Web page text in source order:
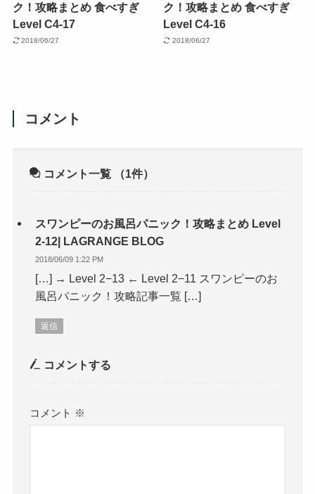
ク！攻略まとめ 食べすぎ
Level C4-17
2018/06/27
ク！攻略まとめ 食べすぎ
Level C4-16
2018/06/27
コメント
コメント一覧 （1件）
スワンピーのお風呂パニック！攻略まとめ Level
2-12| LAGRANGE BLOG
2018/06/09 1:22 PM
[…] → Level 2−13 ← Level 2−11 スワンピーのお
風呂パニック！攻略記事一覧 […]
返信
コメントする
コメント ※